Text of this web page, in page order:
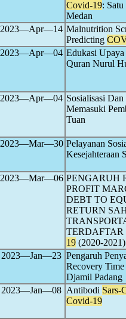
Covid-19:
Medan
2023―Apr―14 Malnutrition
Predicting
2023―Apr―04 Edukasi
Quran Nurul
2023―Apr―04 Sosialisasi
Memasuki
Tuan
2023―Mar―30 Pelayanan
Kesejahteraan
2023―Mar―06 PENGARUH
PROFIT
DEBT TO
RETURN
19 (2020-2021)
2023―Jan―23 Pengaruh
Recovery
Djamil Padang
2023―Jan―08 Antibodi Sars-
Covid-19